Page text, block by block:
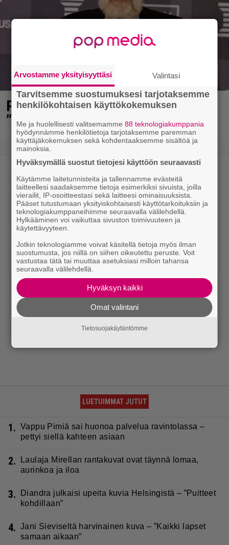
Pysäyttävä tieto Juha Miedosta –
”Onko tämä oikein?”
LUETUIMMAT JUTUT
1. Vappu Pimiä sai huonoa palvelua ravintolassa –
pettyi siellä kahteen asiaan
2.
Laulaja Mirellan rantakuvat ovat täynnä lomaa,
aurinkoa ja iloa
3.
Diandra julkaisi upeita kuvia Helsingistä – ”Puitteet
kohdillaan”
4. Jani Sieviseltä harvinainen kuva – ”Kaikki lapset
samaan aikaan”
Arvostamme yksityisyyttäsi Valintasi
Tarvitsemme suostumuksesi tarjotaksemme
henkilökohtaisen käyttökokemuksen
Me ja huolellisesti valitsemamme88 teknologiakumppania
hyödynnämme henkilötietoja tarjotaksemme paremman
käyttäjäkokemuksen sekä kohdentaaksemme sisältöä ja
mainoksia.
Hyväksymällä suostut tietojesi käyttöön seuraavasti
Käytämme laitetunnisteita ja tallennamme evästeitä
laitteellesi saadaksemme tietoja esimerkiksi sivuista, joilla
vierailit, IP-osoitteestasi sekä laitteesi ominaisuuksista.
Pääset tutustumaan yksityiskohtaisesti käyttötarkoituksiin ja
teknologiakumppaneihimme seuraavalla välilehdellä.
Hylkääminen voi vaikuttaa sivuston toimivuuteen ja
käytettävyyteen.
Jotkin teknologiamme voivat käsitellä tietoja myös ilman
suostumusta, jos niillä on siihen oikeutettu peruste. Voit
vastustaa tätä tai muuttaa asetuksiasi milloin tahansa
seuraavalla välilehdellä.
Hyväksyn kaikki
Omat valintani
Tietosuojakäytäntömme